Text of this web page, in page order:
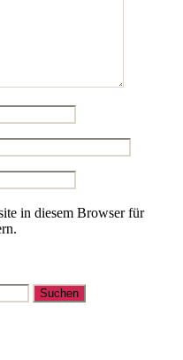
in diesem Browser für